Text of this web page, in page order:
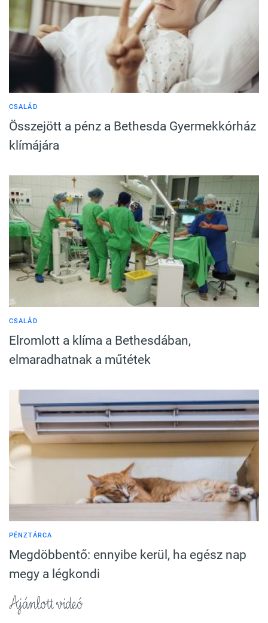
CSALÁD
Összejött a pénz a Bethesda Gyermekkórház
klímájára
CSALÁD
Elromlott a klíma a Bethesdában,
elmaradhatnak a műtétek
PÉNZTÁRCA
Megdöbbentő: ennyibe kerül, ha egész nap
megy a légkondi
Ajánlott videó